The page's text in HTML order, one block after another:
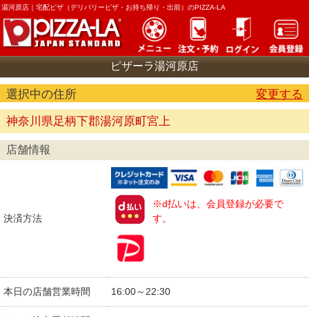
湯河原店｜ 宅配ピザ（デリバリーピザ・お持ち帰り・出前）のPIZZA-LA
ピザーラ湯河原店
選択中の住所 変更する
神奈川県足柄下郡湯河原町宮上
店舗情報
決済方法
※d払いは、会員登録が必要で
す。
本日の店舗営業時間 16:00～22:30